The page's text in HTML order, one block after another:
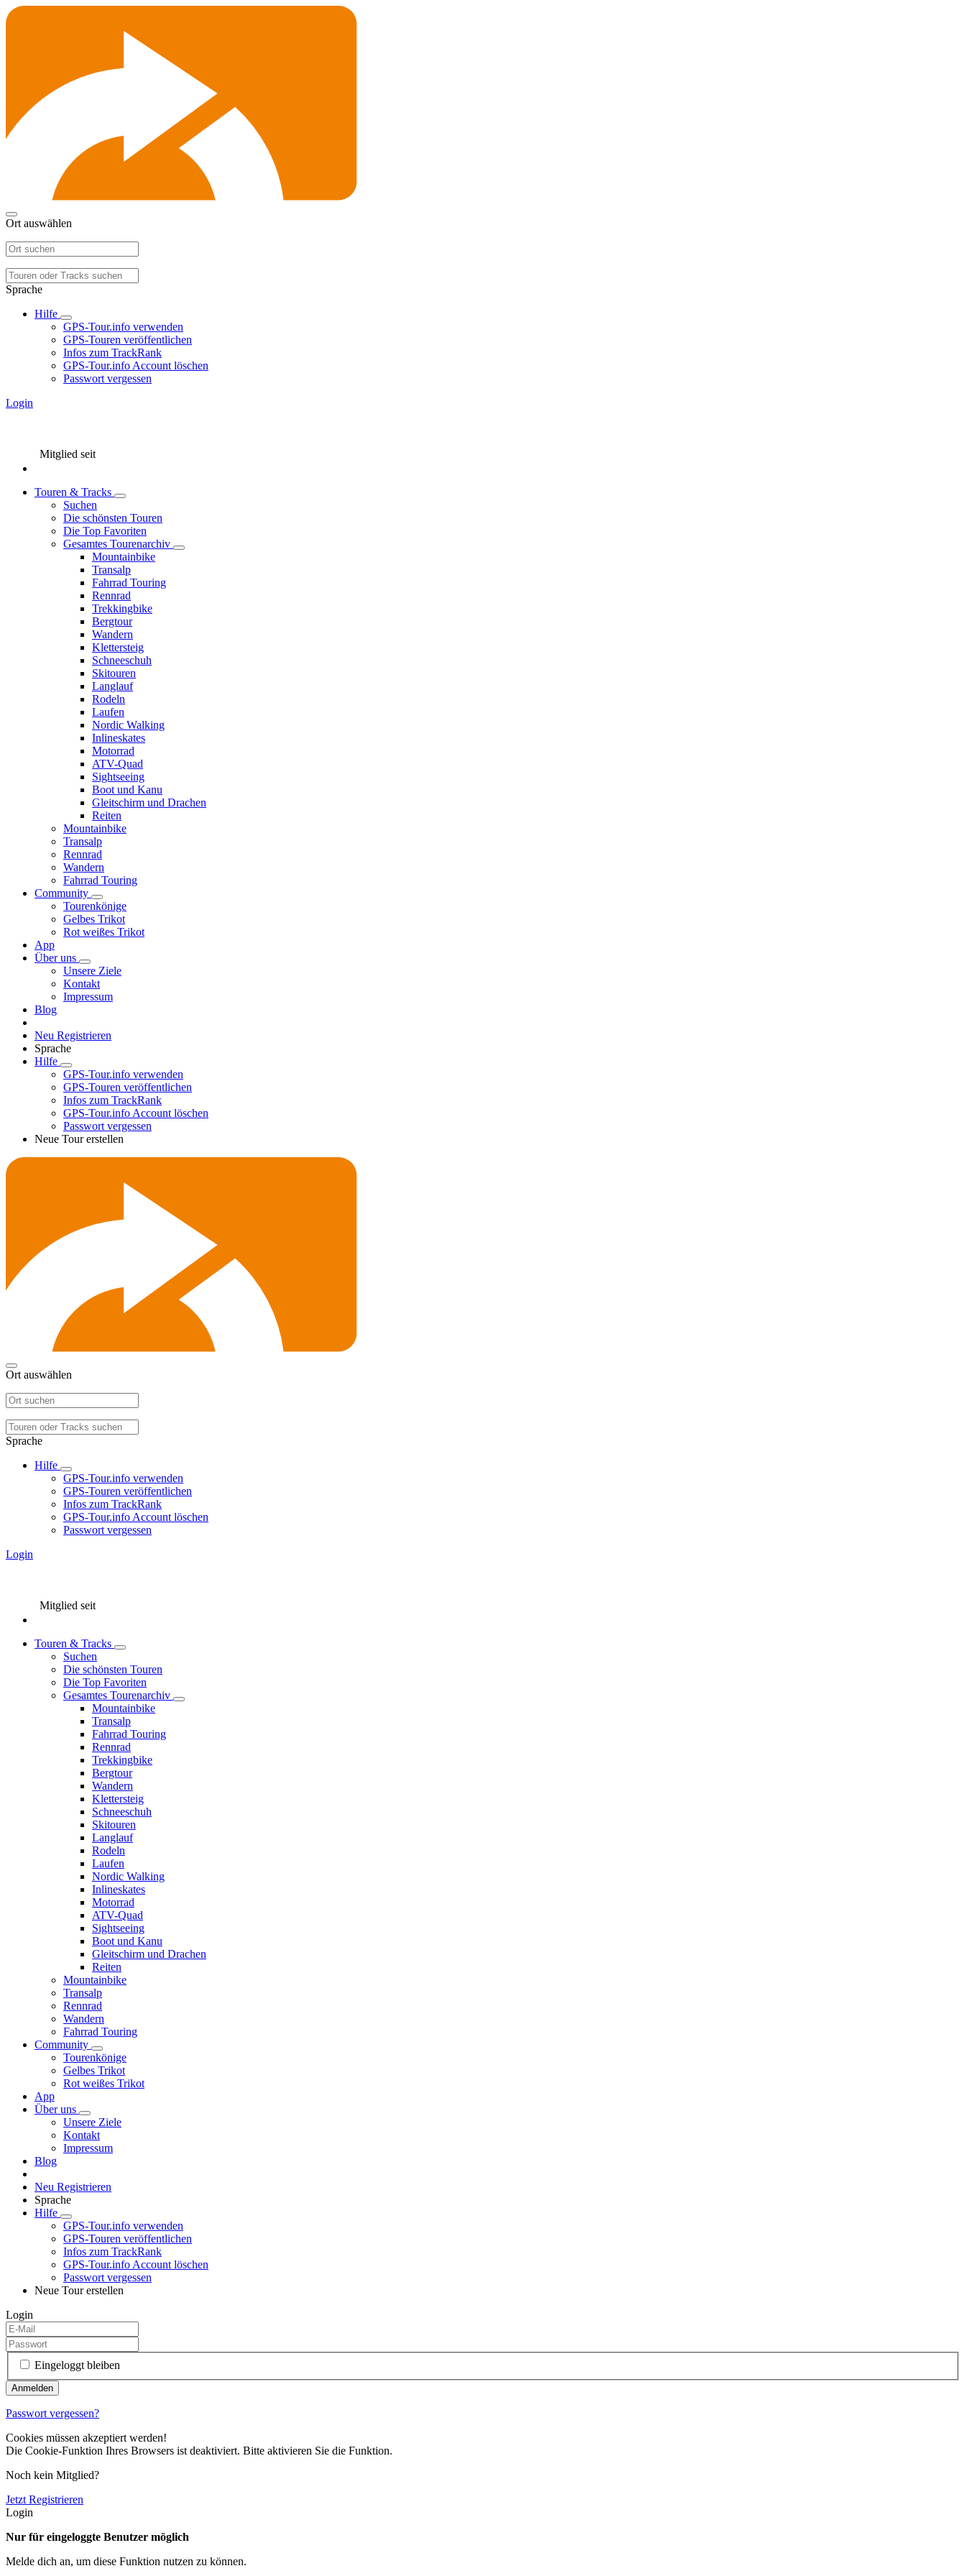
Ort auswählen
Sprache
Hilfe
GPS-Tour.info verwenden
GPS-Touren veröffentlichen
Infos zum TrackRank
GPS-Tour.info Account löschen
Passwort vergessen
Login
Mitglied seit
Touren & Tracks
Suchen
Die schönsten Touren
Die Top Favoriten
Gesamtes Tourenarchiv
Mountainbike
Transalp
Fahrrad Touring
Rennrad
Trekkingbike
Bergtour
Wandern
Klettersteig
Schneeschuh
Skitouren
Langlauf
Rodeln
Laufen
Nordic Walking
Inlineskates
Motorrad
ATV-Quad
Sightseeing
Boot und Kanu
Gleitschirm und Drachen
Reiten
Mountainbike
Transalp
Rennrad
Wandern
Fahrrad Touring
Community
Tourenkönige
Gelbes Trikot
Rot weißes Trikot
App
Über uns
Unsere Ziele
Kontakt
Impressum
Blog
Neu Registrieren
Sprache
Hilfe
GPS-Tour.info verwenden
GPS-Touren veröffentlichen
Infos zum TrackRank
GPS-Tour.info Account löschen
Passwort vergessen
Neue Tour erstellen
Ort auswählen
Sprache
Hilfe
GPS-Tour.info verwenden
GPS-Touren veröffentlichen
Infos zum TrackRank
GPS-Tour.info Account löschen
Passwort vergessen
Login
Mitglied seit
Touren & Tracks
Suchen
Die schönsten Touren
Die Top Favoriten
Gesamtes Tourenarchiv
Mountainbike
Transalp
Fahrrad Touring
Rennrad
Trekkingbike
Bergtour
Wandern
Klettersteig
Schneeschuh
Skitouren
Langlauf
Rodeln
Laufen
Nordic Walking
Inlineskates
Motorrad
ATV-Quad
Sightseeing
Boot und Kanu
Gleitschirm und Drachen
Reiten
Mountainbike
Transalp
Rennrad
Wandern
Fahrrad Touring
Community
Tourenkönige
Gelbes Trikot
Rot weißes Trikot
App
Über uns
Unsere Ziele
Kontakt
Impressum
Blog
Neu Registrieren
Sprache
Hilfe
GPS-Tour.info verwenden
GPS-Touren veröffentlichen
Infos zum TrackRank
GPS-Tour.info Account löschen
Passwort vergessen
Neue Tour erstellen
Login
Eingeloggt bleiben
Passwort vergessen?
Cookies müssen akzeptiert werden!
Die Cookie-Funktion Ihres Browsers ist deaktiviert. Bitte aktivieren Sie die Funktion.
Noch kein Mitglied?
Jetzt Registrieren
Login
Nur für eingeloggte Benutzer möglich
Melde dich an, um diese Funktion nutzen zu können.